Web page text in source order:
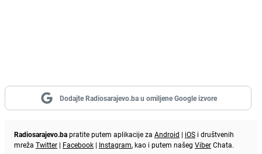
Dodajte Radiosarajevo.ba u omiljene Google izvore
Radiosarajevo.bapratite putem aplikacije za Android | iOS i društvenih
mreža Twitter | Facebook | Instagram, kao i putem našeg ViberChata.